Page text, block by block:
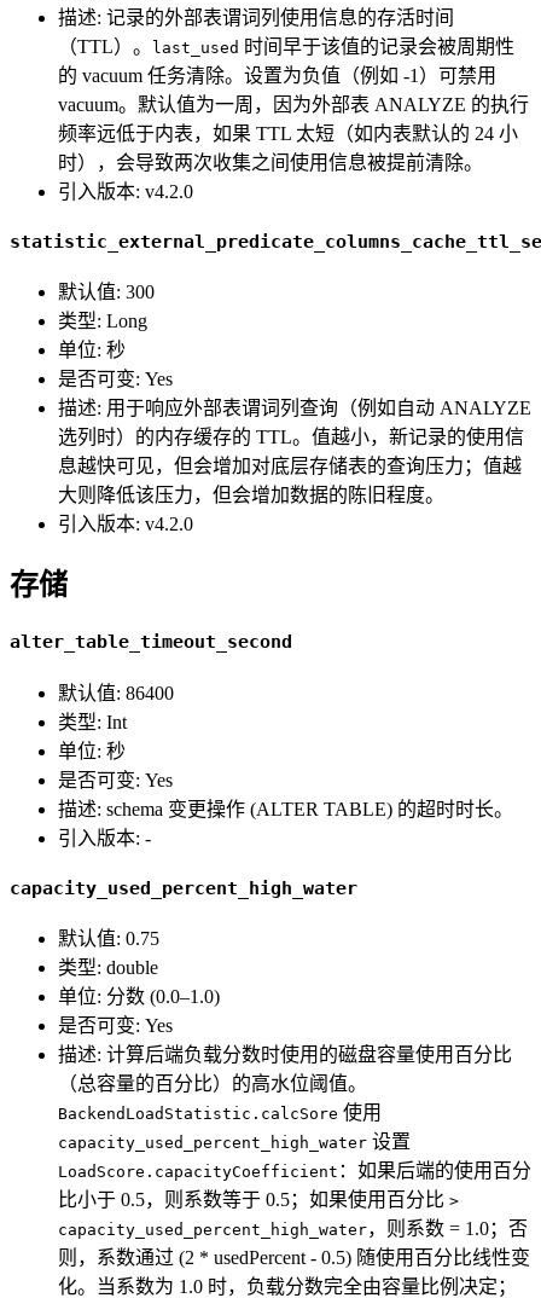
描述: 记录的外部表谓词列使用信息的存活时间
（TTL）。
last_used 时间早于该值的记录会被周期性
的 vacuum 任务清除。设置为负值（例如 -1）可禁用
vacuum。默认值为一周，因为外部表 ANALYZE 的执行
频率远低于内表，如果 TTL 太短（如内表默认的 24 小
时），会导致两次收集之间使用信息被提前清除。
引入版本: v4.2.0
默认值: 300
类型: Long
单位: 秒
是否可变: Yes
描述: 用于响应外部表谓词列查询（例如自动 ANALYZE
选列时）的内存缓存的 TTL。值越小，新记录的使用信
息越快可见，但会增加对底层存储表的查询压力；值越
大则降低该压力，但会增加数据的陈旧程度。
引入版本: v4.2.0
存储
alter_table_timeout_second
默认值: 86400
类型: Int
单位: 秒
是否可变: Yes
描述: schema 变更操作 (ALTER TABLE) 的超时时长。
引入版本: -
capacity_used_percent_high_water
默认值: 0.75
类型: double
单位: 分数 (0.0–1.0)
是否可变: Yes
描述: 计算后端负载分数时使用的磁盘容量使用百分比
（总容量的百分比）的高水位阈值。
BackendLoadStatistic.calcSore 使用
capacity_used_percent_high_water 设置
LoadScore.capacityCoefficient ：如果后端的使用百分
比小于 0.5，则系数等于 0.5；如果使用百分比 >
capacity_used_percent_high_water，则系数 = 1.0；否
则，系数通过 (2 * usedPercent - 0.5) 随使用百分比线性变
化。当系数为 1.0 时，负载分数完全由容量比例决定；